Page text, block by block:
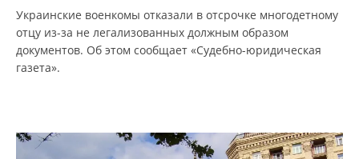
Украинские военкомы отказали в отсрочке многодетному
отцу из-за не легализованных должным образом
документов. Об этом сообщает «Судебно-юридическая
газета».